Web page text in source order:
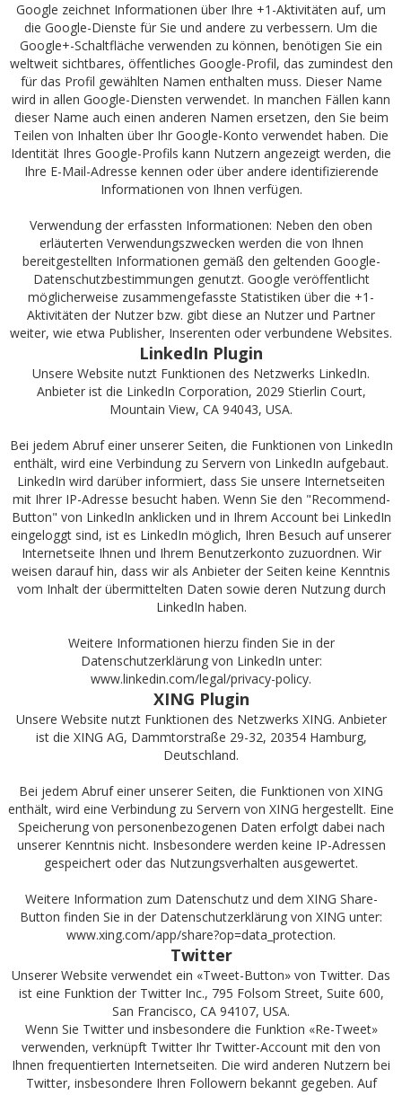
Google zeichnet Informationen über Ihre +1-Aktivitäten auf, um
die Google-Dienste für Sie und andere zu verbessern. Um die
Google+-Schaltfläche verwenden zu können, benötigen Sie ein
weltweit sichtbares, öffentliches Google-Profil, das zumindest den
für das Profil gewählten Namen enthalten muss. Dieser Name
wird in allen Google-Diensten verwendet. In manchen Fällen kann
dieser Name auch einen anderen Namen ersetzen, den Sie beim
Teilen von Inhalten über Ihr Google-Konto verwendet haben. Die
Identität Ihres Google-Profils kann Nutzern angezeigt werden, die
Ihre E-Mail-Adresse kennen oder über andere identifizierende
Informationen von Ihnen verfügen.
Verwendung der erfassten Informationen: Neben den oben
erläuterten Verwendungszwecken werden die von Ihnen
bereitgestellten Informationen gemäß den geltenden Google-
Datenschutzbestimmungen genutzt. Google veröffentlicht
möglicherweise zusammengefasste Statistiken über die +1-
Aktivitäten der Nutzer bzw. gibt diese an Nutzer und Partner
weiter, wie etwa Publisher, Inserenten oder verbundene Websites.
LinkedIn Plugin
Unsere Website nutzt Funktionen des Netzwerks LinkedIn.
Anbieter ist die LinkedIn Corporation, 2029 Stierlin Court,
Mountain View, CA 94043, USA.
Bei jedem Abruf einer unserer Seiten, die Funktionen von LinkedIn
enthält, wird eine Verbindung zu Servern von LinkedIn aufgebaut.
LinkedIn wird darüber informiert, dass Sie unsere Internetseiten
mit Ihrer IP-Adresse besucht haben. Wenn Sie den "Recommend-
Button" von LinkedIn anklicken und in Ihrem Account bei LinkedIn
eingeloggt sind, ist es LinkedIn möglich, Ihren Besuch auf unserer
Internetseite Ihnen und Ihrem Benutzerkonto zuzuordnen. Wir
weisen darauf hin, dass wir als Anbieter der Seiten keine Kenntnis
vom Inhalt der übermittelten Daten sowie deren Nutzung durch
LinkedIn haben.
Weitere Informationen hierzu finden Sie in der
Datenschutzerklärung von LinkedIn unter:
www.linkedin.com/legal/privacy-policy.
XING Plugin
Unsere Website nutzt Funktionen des Netzwerks XING. Anbieter
ist die XING AG, Dammtorstraße 29-32, 20354 Hamburg,
Deutschland.
Bei jedem Abruf einer unserer Seiten, die Funktionen von XING
enthält, wird eine Verbindung zu Servern von XING hergestellt. Eine
Speicherung von personenbezogenen Daten erfolgt dabei nach
unserer Kenntnis nicht. Insbesondere werden keine IP-Adressen
gespeichert oder das Nutzungsverhalten ausgewertet.
Weitere Information zum Datenschutz und dem XING Share-
Button finden Sie in der Datenschutzerklärung von XING unter:
www.xing.com/app/share?op=data_protection.
Twitter
Unserer Website verwendet ein «Tweet-Button» von Twitter. Das
ist eine Funktion der Twitter Inc., 795 Folsom Street, Suite 600,
San Francisco, CA 94107, USA.
Wenn Sie Twitter und insbesondere die Funktion «Re-Tweet»
verwenden, verknüpft Twitter Ihr Twitter-Account mit den von
Ihnen frequentierten Internetseiten. Die wird anderen Nutzern bei
Twitter, insbesondere Ihren Followern bekannt gegeben. Auf